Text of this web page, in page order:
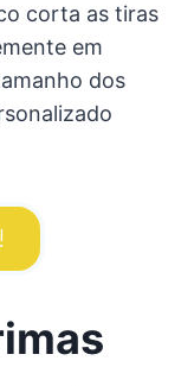
corta as tiras
em
dos